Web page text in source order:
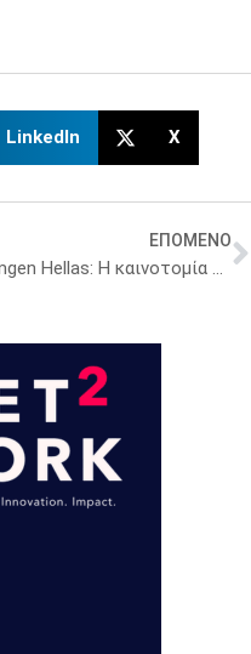
LinkedIn X
ΕΠΟΜΕΝΟ
Amgen Hellas: Η καινοτομία ξεκινά από τους ανθρώπους